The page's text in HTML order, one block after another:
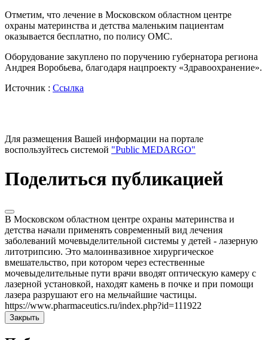
Отметим, что лечение в Московском областном центре
охраны материнства и детства маленьким пациентам
оказывается бесплатно, по полису ОМС.
Оборудование закуплено по поручению губернатора региона
Андрея Воробьева, благодаря нацпроекту «Здравоохранение».
Источник : Ссылка
Для размещения Вашей информации на портале
воспользуйтесь системой "Public MEDARGO"
Поделиться публикацией
В Московском областном центре охраны материнства и
детства начали применять современный вид лечения
заболеваний мочевыделительной системы у детей - лазерную
литотрипсию. Это малоинвазивное хирургическое
вмешательство, при котором через естественные
мочевыделительные пути врачи вводят оптическую камеру с
лазерной установкой, находят камень в почке и при помощи
лазера разрушают его на мельчайшие частицы.
https://www.pharmaceutics.ru/index.php?id=111922
Закрыть